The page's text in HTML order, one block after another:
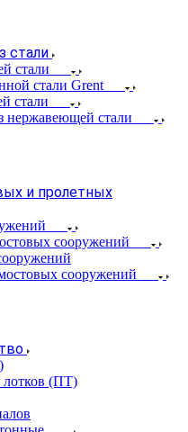
стали
стали
стали Grent
стали
нержавеющей стали
и пролетных
сооружений
сооружений
лотков (ПТ)